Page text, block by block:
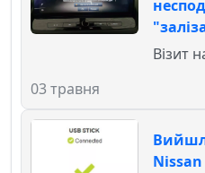
03 травня
Візит
Nissan